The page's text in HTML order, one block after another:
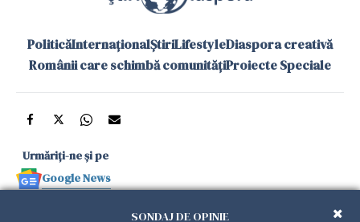
PoliticăInternaționalȘtiriLifestyleDiaspora creativă
Românii care schimbă comunitățiProiecte Speciale
Urmăriți-ne și pe
Google News
SONDAJ DE OPINIE